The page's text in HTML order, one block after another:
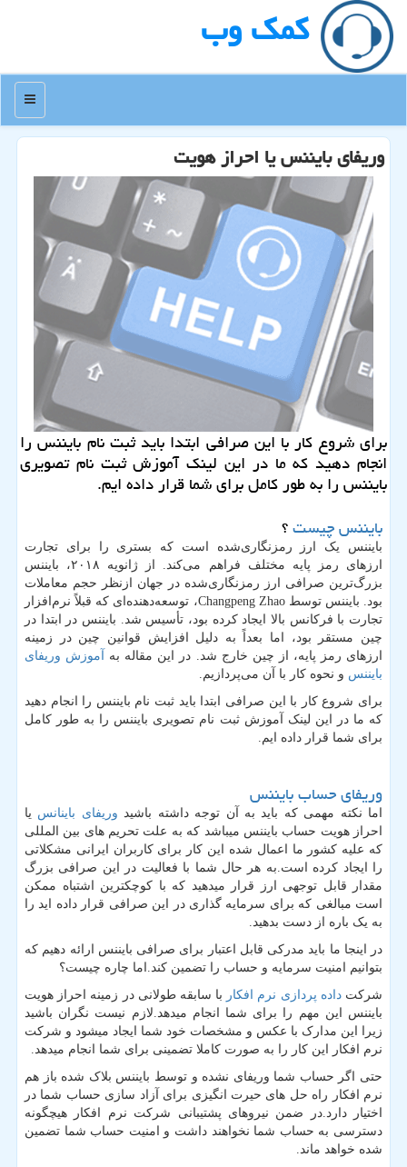
كمك وب
منو
وریفای بایننس یا احراز هویت
برای شروع كار با این صرافی ابتدا باید ثبت نام بایننس را
انجام دهید كه ما در این لینك آموزش ثبت نام تصویری
بایننس را به طور كامل برای شما قرار داده ایم.
بایننس چیست؟
بایننس یک ارز رمزنگاری‌شده است که بستری را برای تجارت
ارزهای رمز پایه مختلف فراهم می‌کند. از ژانویه ۲۰۱۸، بایننس
بزرگ‌ترین صرافی ارز رمزنگاری‌شده در جهان ازنظر حجم معاملات
بود. بایننس توسطChangpeng Zhao، توسعه‌دهنده‌ای که قبلاً نرم‌افزار
تجارت با فرکانس بالا ایجاد کرده بود، تأسیس شد. بایننس در ابتدا در
چین مستقر بود، اما بعداً به دلیل افزایش قوانین چین در زمینه
ارزهای رمز پایه، از چین خارج شد. در این مقاله به آموزش وریفای
بایننس و نحوه کار با آن می‌پردازیم.
برای شروع کار با این صرافی ابتدا باید ثبت نام بایننس را انجام دهید
که ما در این لینک آموزش ثبت نام تصویری بایننس را به طور کامل
برای شما قرار داده ایم.
وریفای حساب بایننس
اما نکته مهمی که باید به آن توجه داشته باشید وریفای باینانس یا
احراز هویت حساب بایننس میباشد که به علت تحریم های بین المللی
که علیه کشور ما اعمال شده این کار برای کاربران ایرانی مشکلاتی
را ایجاد کرده است.به هر حال شما با فعالیت در این صرافی بزرگ
مقدار قابل توجهی ارز قرار میدهید که با کوچکترین اشتباه ممکن
است مبالغی که برای سرمایه گذاری در این صرافی قرار داده اید را
به یک باره از دست بدهید.
در اینجا ما باید مدرکی قابل اعتبار برای صرافی بایننس ارائه دهیم که
بتوانیم امنیت سرمایه و حساب را تضمین کند.اما چاره چیست؟
شرکت داده پردازی نرم افکار با سابقه طولانی در زمینه احراز هویت
بایننس این مهم را برای شما انجام میدهد.لازم نیست نگران باشید
زیرا این مدارک با عکس و مشخصات خود شما ایجاد میشود و شرکت
نرم افکار این کار را به صورت کاملا تضمینی برای شما انجام میدهد.
حتی اگر حساب شما وریفای نشده و توسط بایننس بلاک شده باز هم
نرم افکار راه حل های حیرت انگیزی برای آزاد سازی حساب شما در
اختیار دارد.در ضمن نیروهای پشتیبانی شرکت نرم افکار هیچگونه
دسترسی به حساب شما نخواهند داشت و امنیت حساب شما تضمین
شده خواهد ماند.